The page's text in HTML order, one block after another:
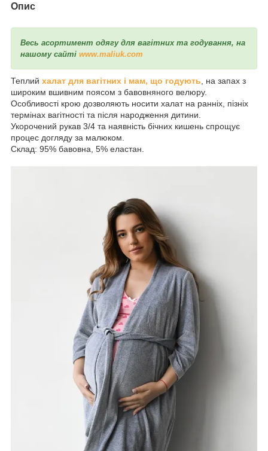
Опис
Весь асортимент одягу для вагітних та годування, на
нашому сайті www.maliuk.com
Теплий халат для вагітних і мам, що годують , на запах з
широким вшивним поясом з бавовняного велюру.
Особливості крою дозволяють носити халат на ранніх, пізніх
термінах вагітності та після народження дитини.
Укорочений рукав 3/4 та наявність бічних кишень спрощує
процес догляду за малюком.
Склад: 95% бавовна, 5% еластан.